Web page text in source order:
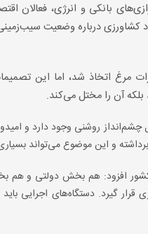
اقتصادی در سال ۱۴۰۳ اظهار داشت: ناترازی‌های
درباره وضعیت
مرغ اتخاذ شد، اما این
بلکه آن را مختل می‌کند.
چشم‌انداز روشنی وجود دارد و
و این موضوع می‌تواند بسیاری
کشور افزود: هم بخش دولتی و
گیرد. دستگاه‌های اجرایی باید